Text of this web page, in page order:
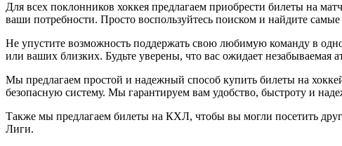
Для всех поклонников хоккея предлагаем приобрести билеты на
ваши потребности. Просто воспользуйтесь поиском и найдите
Не упустите возможность поддержать свою любимую команду в
или ваших близких. Будьте уверены, что вас ожидает незабываемая
Мы предлагаем простой и надежный способ купить билеты на
безопасную систему. Мы гарантируем вам удобство, быстроту и
Также мы предлагаем билеты на КХЛ, чтобы вы могли посетить
Лиги.